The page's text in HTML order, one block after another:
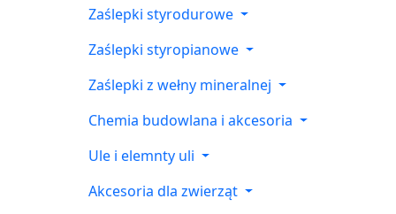
Zaślepki styrodurowe
Zaślepki styropianowe
Zaślepki z wełny mineralnej
Chemia budowlana i akcesoria
Ule i elemnty uli
Akcesoria dla zwierząt